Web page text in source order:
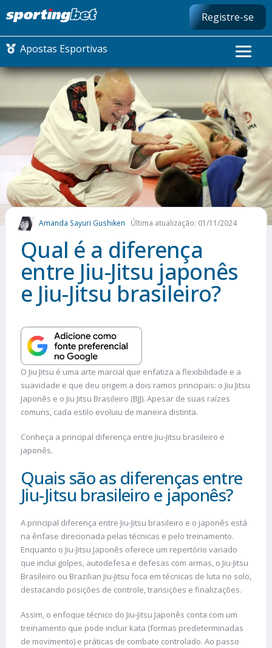
Registre-se
Apostas Esportivas
CONMEBOL LIBERTADORES
FUTEBOL NACIONAL
FUTEBOL INTERNACIONAL
Amanda Sayuri Gushiken Última atualização: 01/11/2024
Qual é a diferença
entre Jiu-Jitsu japonês
e Jiu-Jitsu brasileiro?
O Jiu Jitsu é uma arte marcial que enfatiza a flexibilidade e a
suavidade e que deu origem a dois ramos principais: o Jiu Jitsu
Japonês e o Jiu Jitsu Brasileiro (BJJ). Apesar de suas raízes
comuns, cada estilo evoluiu de maneira distinta.
Conheça a principal diferença entre Jiu-Jitsu brasileiro e
japonês.
Quais são as diferenças entre
Jiu-Jitsu brasileiro e japonês?
A principal diferença entre Jiu-Jitsu brasileiro e o japonês está
na ênfase direcionada pelas técnicas e pelo treinamento.
Enquanto o Jiu-Jitsu Japonês oferece um repertório variado
que inclui golpes, autodefesa e defesas com armas, o Jiu-Jitsu
Brasileiro ou Brazilian Jiu-Jitsu foca em técnicas de luta no solo,
destacando posições de controle, transições e finalizações.
Assim, o enfoque técnico do Jiu-Jitsu Japonês conta com um
treinamento que pode incluir kata (formas predeterminadas
de movimento) e práticas de combate controlado. Ao passo